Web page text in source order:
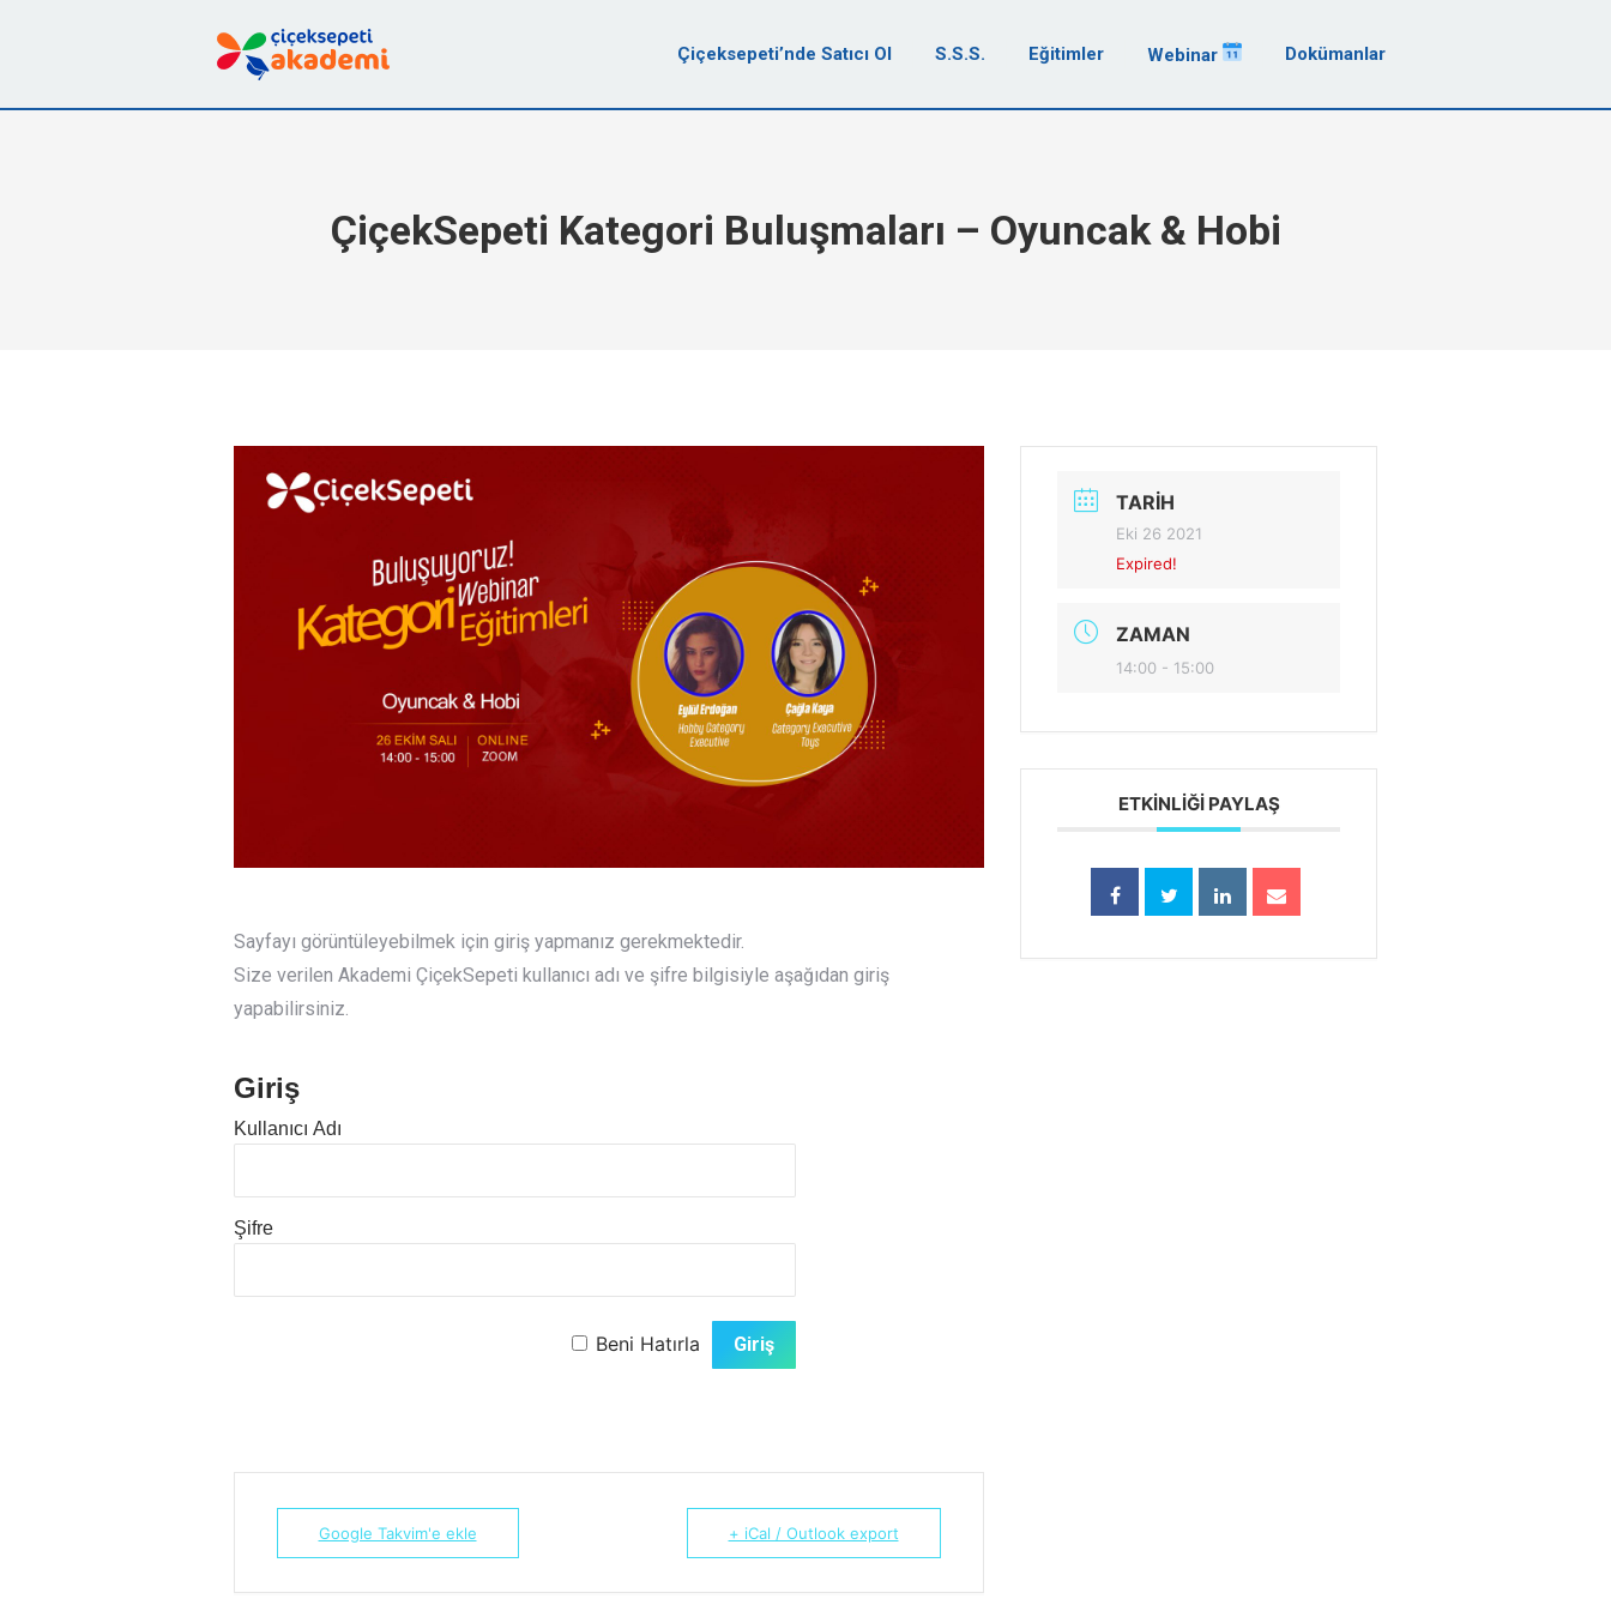
Çiçeksepeti’nde Satıcı Ol S.S.S. Eğitimler Webinar Dokümanlar
ÇiçekSepeti Kategori Buluşmaları – Oyuncak & Hobi
Sayfayı görüntüleyebilmek için giriş yapmanız gerekmektedir.
Size verilen Akademi ÇiçekSepeti kullanıcı adı ve şifre bilgisiyle aşağıdan giriş
yapabilirsiniz.
Giriş
Kullanıcı Adı
Şifre
Beni Hatırla
Google Takvim'e ekle + iCal / Outlook export
TARIH
Eki 26 2021
Expired!
ZAMAN
14:00 - 15:00
ETKINLIĞI PAYLAŞ